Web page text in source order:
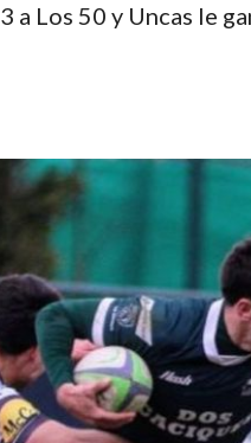
Los 50 y Uncas le